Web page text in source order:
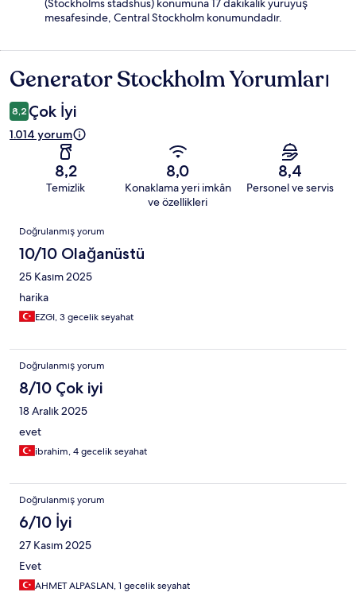
(Stockholms stadshus) konumuna 17 dakikalık yürüyüş
mesafesinde, Central Stockholm konumundadır.
Yorumlar
Generator Stockholm Yorumları
8,2 Çok İyi
1.014 yorum
8,2
Temizlik
8,0
Konaklama yeri imkân
ve özellikleri
8,4
Personel ve servis
Yorumlar
Doğrulanmış yorum
10/10 Olağanüstü
25 Kasım 2025
harika
EZGI, 3 gecelik seyahat
Doğrulanmış yorum
8/10 Çok iyi
18 Aralık 2025
evet
ibrahim, 4 gecelik seyahat
Doğrulanmış yorum
6/10 İyi
27 Kasım 2025
Evet
AHMET ALPASLAN, 1 gecelik seyahat